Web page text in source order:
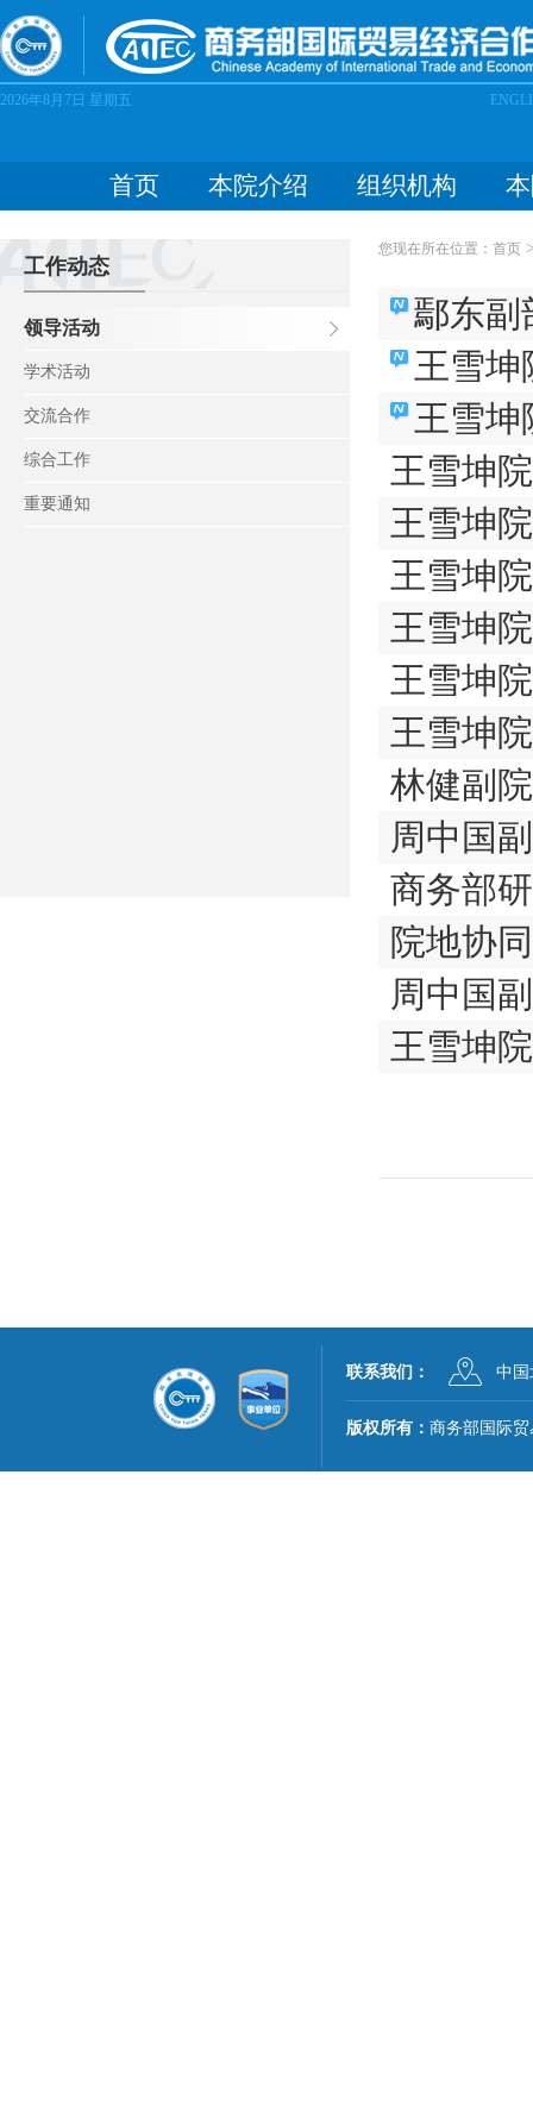
2026年8月7日 星期五
首页 本院介绍 组织机构
工作动态
领导活动
学术活动
交流合作
综合工作
重要通知
您现在所在位置： 首页
鄢东副部
王雪坤
王雪坤
王雪坤
王雪坤
王雪坤
周中国
联系我们： 中国
版权所有： 商务部国际